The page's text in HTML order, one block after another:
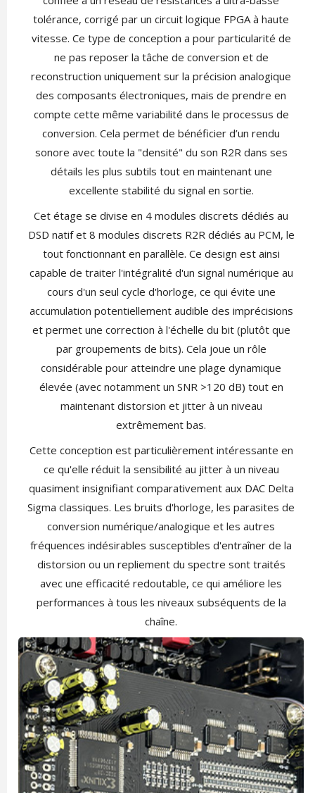
tolérance, corrigé par un circuit logique FPGA à haute
vitesse. Ce type de conception a pour particularité de
ne pas reposer la tâche de conversion et de
reconstruction uniquement sur la précision analogique
des composants électroniques, mais de prendre en
compte cette même variabilité dans le processus de
conversion. Cela permet de bénéficier d’un rendu
sonore avec toute la "densité" du son R2R dans ses
détails les plus subtils tout en maintenant une
excellente stabilité du signal en sortie.
Cet étage se divise en 4 modules discrets dédiés au
DSD natif et 8 modules discrets R2R dédiés au PCM, le
tout fonctionnant en parallèle. Ce design est ainsi
capable de traiter l'intégralité d'un signal numérique au
cours d'un seul cycle d'horloge, ce qui évite une
accumulation potentiellement audible des imprécisions
et permet une correction à l'échelle du bit (plutôt que
par groupements de bits). Cela joue un rôle
considérable pour atteindre une plage dynamique
élevée (avec notamment un SNR >120 dB) tout en
maintenant distorsion et jitter à un niveau
extrêmement bas.
Cette conception est particulièrement intéressante en
ce qu'elle réduit la sensibilité au jitter à un niveau
quasiment insignifiant comparativement aux DAC Delta
Sigma classiques. Les bruits d'horloge, les parasites de
conversion numérique/analogique et les autres
fréquences indésirables susceptibles d'entraîner de la
distorsion ou un repliement du spectre sont traités
avec une efficacité redoutable, ce qui améliore les
performances à tous les niveaux subséquents de la
chaîne.